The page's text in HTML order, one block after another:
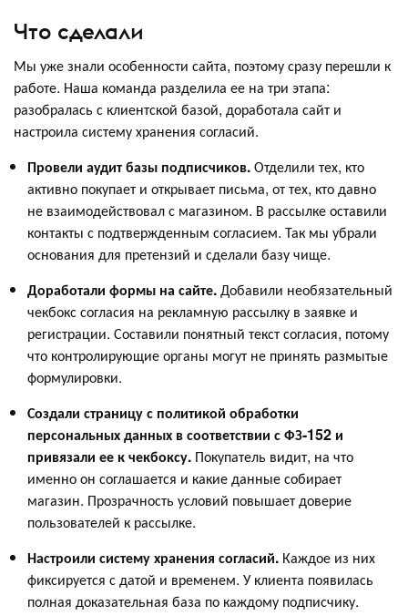
Что сделали
Мы уже знали особенности сайта, поэтому сразу перешли к
работе. Наша команда разделила ее на три этапа:
разобралась с клиентской базой, доработала сайт и
настроила систему хранения согласий.
Провели аудит базы подписчиков.Отделили тех, кто
активно покупает и открывает письма, от тех, кто давно
не взаимодействовал с магазином. В рассылке оставили
контакты с подтвержденным согласием. Так мы убрали
основания для претензий и сделали базу чище.
Доработали формы на сайте. Добавили необязательный
чекбокс согласия на рекламную рассылку в заявке и
регистрации. Составили понятный текст согласия, потому
что контролирующие органы могут не принять размытые
формулировки.
Создали страницу с политикой обработки
персональных данных в соответствии с ФЗ-152 и
привязали ее к чекбоксу. Покупатель видит, на что
именно он соглашается и какие данные собирает
магазин. Прозрачность условий повышает доверие
пользователей к рассылке.
Настроили систему хранения согласий. Каждое из них
фиксируется с датой и временем. У клиента появилась
полная доказательная база по каждому подписчику.